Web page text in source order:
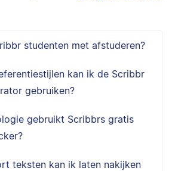
studenten met afstuderen?
kan ik de Scribbr
gebruiken?
gebruikt Scribbrs gratis
teksten kan ik laten nakijken